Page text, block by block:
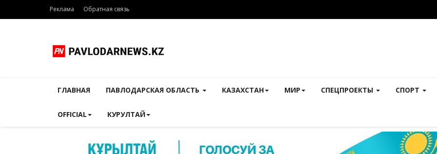
Реклама Обратная связь
ГЛАВНАЯ ПАВЛОДАРСКАЯ ОБЛАСТЬ КАЗАХСТАН МИР СПЕЦПРОЕКТЫ СПОРТ
OFFICIAL КУРУЛТАЙ